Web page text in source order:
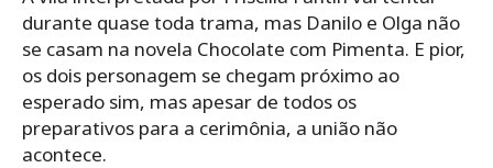
durante quase toda trama, mas Danilo e Olga não
se casam na novela Chocolate com Pimenta. E pior,
os dois personagem se chegam próximo ao
esperado sim, mas apesar de todos os
preparativos para a cerimônia, a união não
acontece.